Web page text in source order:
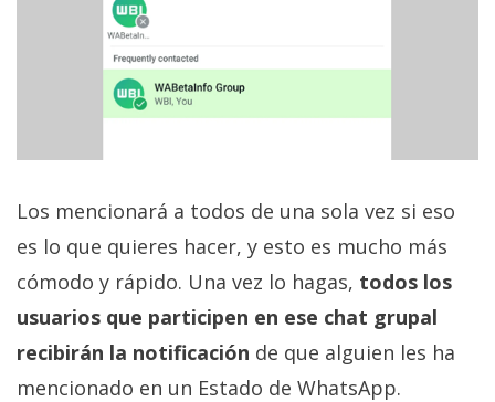
Los mencionará a todos de una sola vez si eso
es lo que quieres hacer, y esto es mucho más
cómodo y rápido. Una vez lo hagas, todos los
usuarios que participen en ese chat grupal
recibirán la notificación de que alguien les ha
mencionado en un Estado de WhatsApp.